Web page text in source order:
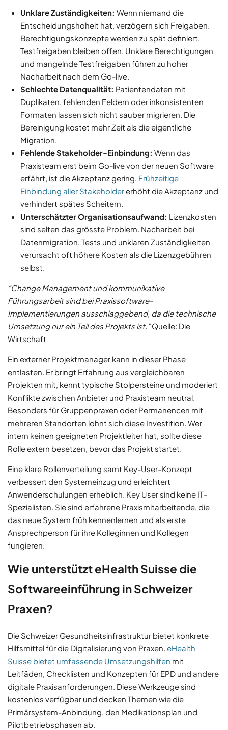
Unklare Zuständigkeiten: Wenn niemand die
Entscheidungshoheit hat, verzögern sich Freigaben.
Berechtigungskonzepte werden zu spät definiert.
Testfreigaben bleiben offen. Unklare Berechtigungen
und mangelnde Testfreigaben führen zu hoher
Nacharbeit nach dem Go-live.
Schlechte Datenqualität: Patientendaten mit
Duplikaten, fehlenden Feldern oder inkonsistenten
Formaten lassen sich nicht sauber migrieren. Die
Bereinigung kostet mehr Zeit als die eigentliche
Migration.
Fehlende Stakeholder-Einbindung: Wenn das
Praxisteam erst beim Go-live von der neuen Software
erfährt, ist die Akzeptanz gering. Frühzeitige
Einbindung aller Stakeholdererhöht die Akzeptanz und
verhindert spätes Scheitern.
Unterschätzter Organisationsaufwand: Lizenzkosten
sind selten das grösste Problem. Nacharbeit bei
Datenmigration, Tests und unklaren Zuständigkeiten
verursacht oft höhere Kosten als die Lizenzgebühren
selbst.
“Change Management und kommunikative
Führungsarbeit sind bei Praxissoftware-
Implementierungen ausschlaggebend, da die technische
Umsetzung nur ein Teil des Projekts ist.”Quelle: Die
Wirtschaft
Ein externer Projektmanager kann in dieser Phase
entlasten. Er bringt Erfahrung aus vergleichbaren
Projekten mit, kennt typische Stolpersteine und moderiert
Konflikte zwischen Anbieter und Praxisteam neutral.
Besonders für Gruppenpraxen oder Permanencen mit
mehreren Standorten lohnt sich diese Investition. Wer
intern keinen geeigneten Projektleiter hat, sollte diese
Rolle extern besetzen, bevor das Projekt startet.
Eine klare Rollenverteilung samt Key-User-Konzept
verbessert den Systemeinzug und erleichtert
Anwenderschulungen erheblich. Key User sind keine IT-
Spezialisten. Sie sind erfahrene Praxismitarbeitende, die
das neue System früh kennenlernen und als erste
Ansprechperson für ihre Kolleginnen und Kollegen
fungieren.
Wie unterstützt eHealth Suisse die
Softwareeinführung in Schweizer
Praxen?
Die Schweizer Gesundheitsinfrastruktur bietet konkrete
Hilfsmittel für die Digitalisierung von Praxen. eHealth
Suisse bietet umfassende Umsetzungshilfen mit
Leitfäden, Checklisten und Konzepten für EPD und andere
digitale Praxisanforderungen. Diese Werkzeuge sind
kostenlos verfügbar und decken Themen wie die
Primärsystem-Anbindung, den Medikationsplan und
Pilotbetriebsphasen ab.